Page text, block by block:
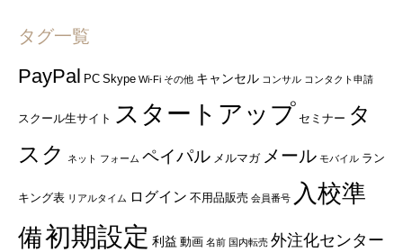
タグ一覧
PayPal PC Skype Wi-Fi その他 キャンセル コンサル コンタクト申請
スクール生サイト スタートアップ セミナー タ
スク
ネット フォーム ペイパル メルマガ メール モバイル ラン
キング表 リアルタイム ログイン 不用品販売 会員番号
入校準
備初期設定 利益 動画 名前 国内転売 外注化センター